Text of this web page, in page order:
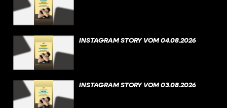
INSTAGRAM STORY VOM 04.08.2026
INSTAGRAM STORY VOM 03.08.2026